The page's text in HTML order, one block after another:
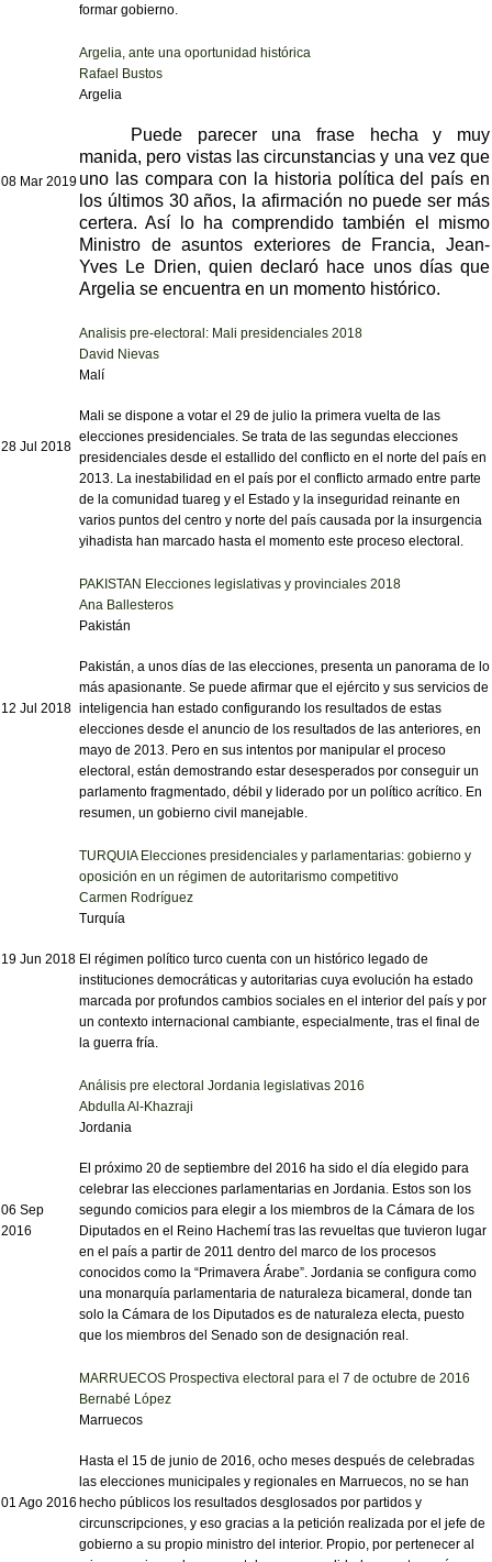
formar gobierno.
08 Mar 2019
Argelia, ante una oportunidad histórica
Rafael Bustos
Argelia
Puede parecer una frase hecha y muy
manida, pero vistas las circunstancias y una vez que
uno las compara con la historia política del país en
los últimos 30 años, la afirmación no puede ser más
certera. Así lo ha comprendido también el mismo
Ministro de asuntos exteriores de Francia, Jean-
Yves Le Drien, quien declaró hace unos días que
Argelia se encuentra en un momento histórico.
28 Jul 2018
Analisis pre-electoral: Mali presidenciales 2018
David Nievas
Malí
Mali se dispone a votar el 29 de julio la primera vuelta de las
elecciones presidenciales. Se trata de las segundas elecciones
presidenciales desde el estallido del conflicto en el norte del país en
2013. La inestabilidad en el país por el conflicto armado entre parte
de la comunidad tuareg y el Estado y la inseguridad reinante en
varios puntos del centro y norte del país causada por la insurgencia
yihadista han marcado hasta el momento este proceso electoral.
12 Jul 2018
PAKISTAN Elecciones legislativas y provinciales 2018
Ana Ballesteros
Pakistán
Pakistán, a unos días de las elecciones, presenta un panorama de lo
más apasionante. Se puede afirmar que el ejército y sus servicios de
inteligencia han estado configurando los resultados de estas
elecciones desde el anuncio de los resultados de las anteriores, en
mayo de 2013. Pero en sus intentos por manipular el proceso
electoral, están demostrando estar desesperados por conseguir un
parlamento fragmentado, débil y liderado por un político acrítico. En
resumen, un gobierno civil manejable.
19 Jun 2018
TURQUIA Elecciones presidenciales y parlamentarias: gobierno y
oposición en un régimen de autoritarismo competitivo
Carmen Rodríguez
Turquía
El régimen político turco cuenta con un histórico legado de
instituciones democráticas y autoritarias cuya evolución ha estado
marcada por profundos cambios sociales en el interior del país y por
un contexto internacional cambiante, especialmente, tras el final de
la guerra fría.
06 Sep
2016
Análisis pre electoral Jordania legislativas 2016
Abdulla Al-Khazraji
Jordania
El próximo 20 de septiembre del 2016 ha sido el día elegido para
celebrar las elecciones parlamentarias en Jordania. Estos son los
segundo comicios para elegir a los miembros de la Cámara de los
Diputados en el Reino Hachemí tras las revueltas que tuvieron lugar
en el país a partir de 2011 dentro del marco de los procesos
conocidos como la “Primavera Árabe”. Jordania se configura como
una monarquía parlamentaria de naturaleza bicameral, donde tan
solo la Cámara de los Diputados es de naturaleza electa, puesto
que los miembros del Senado son de designación real.
01 Ago 2016
MARRUECOS Prospectiva electoral para el 7 de octubre de 2016
Bernabé López
Marruecos
Hasta el 15 de junio de 2016, ocho meses después de celebradas
las elecciones municipales y regionales en Marruecos, no se han
hecho públicos los resultados desglosados por partidos y
circunscripciones, y eso gracias a la petición realizada por el jefe de
gobierno a su propio ministro del interior. Propio, por pertenecer al